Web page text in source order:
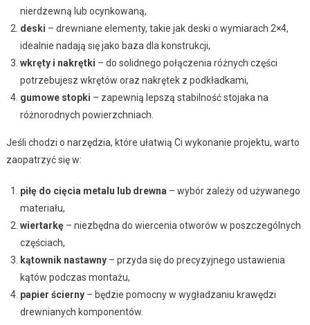
nierdzewną lub ocynkowaną,
deski – drewniane elementy, takie jak deski o wymiarach 2×4,
idealnie nadają się jako baza dla konstrukcji,
wkręty i nakrętki – do solidnego połączenia różnych części
potrzebujesz wkrętów oraz nakrętek z podkładkami,
gumowe stopki – zapewnią lepszą stabilność stojaka na
różnorodnych powierzchniach.
Jeśli chodzi o narzędzia, które ułatwią Ci wykonanie projektu, warto
zaopatrzyć się w:
piłę do cięcia metalu lub drewna – wybór zależy od używanego
materiału,
wiertarkę– niezbędna do wiercenia otworów w poszczególnych
częściach,
kątownik nastawny– przyda się do precyzyjnego ustawienia
kątów podczas montażu,
papier ścierny– będzie pomocny w wygładzaniu krawędzi
drewnianych komponentów.